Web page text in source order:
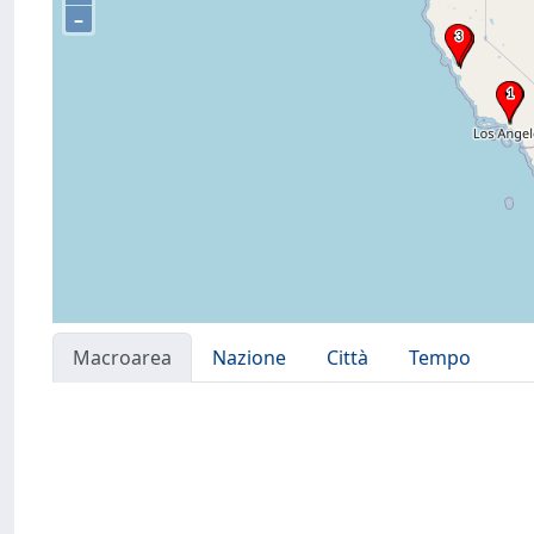
–
Macroarea Nazione Città Tempo